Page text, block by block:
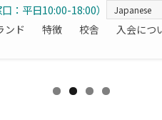
ンド 特徴 校舎 入会につ
口：平日10:00-18:00）